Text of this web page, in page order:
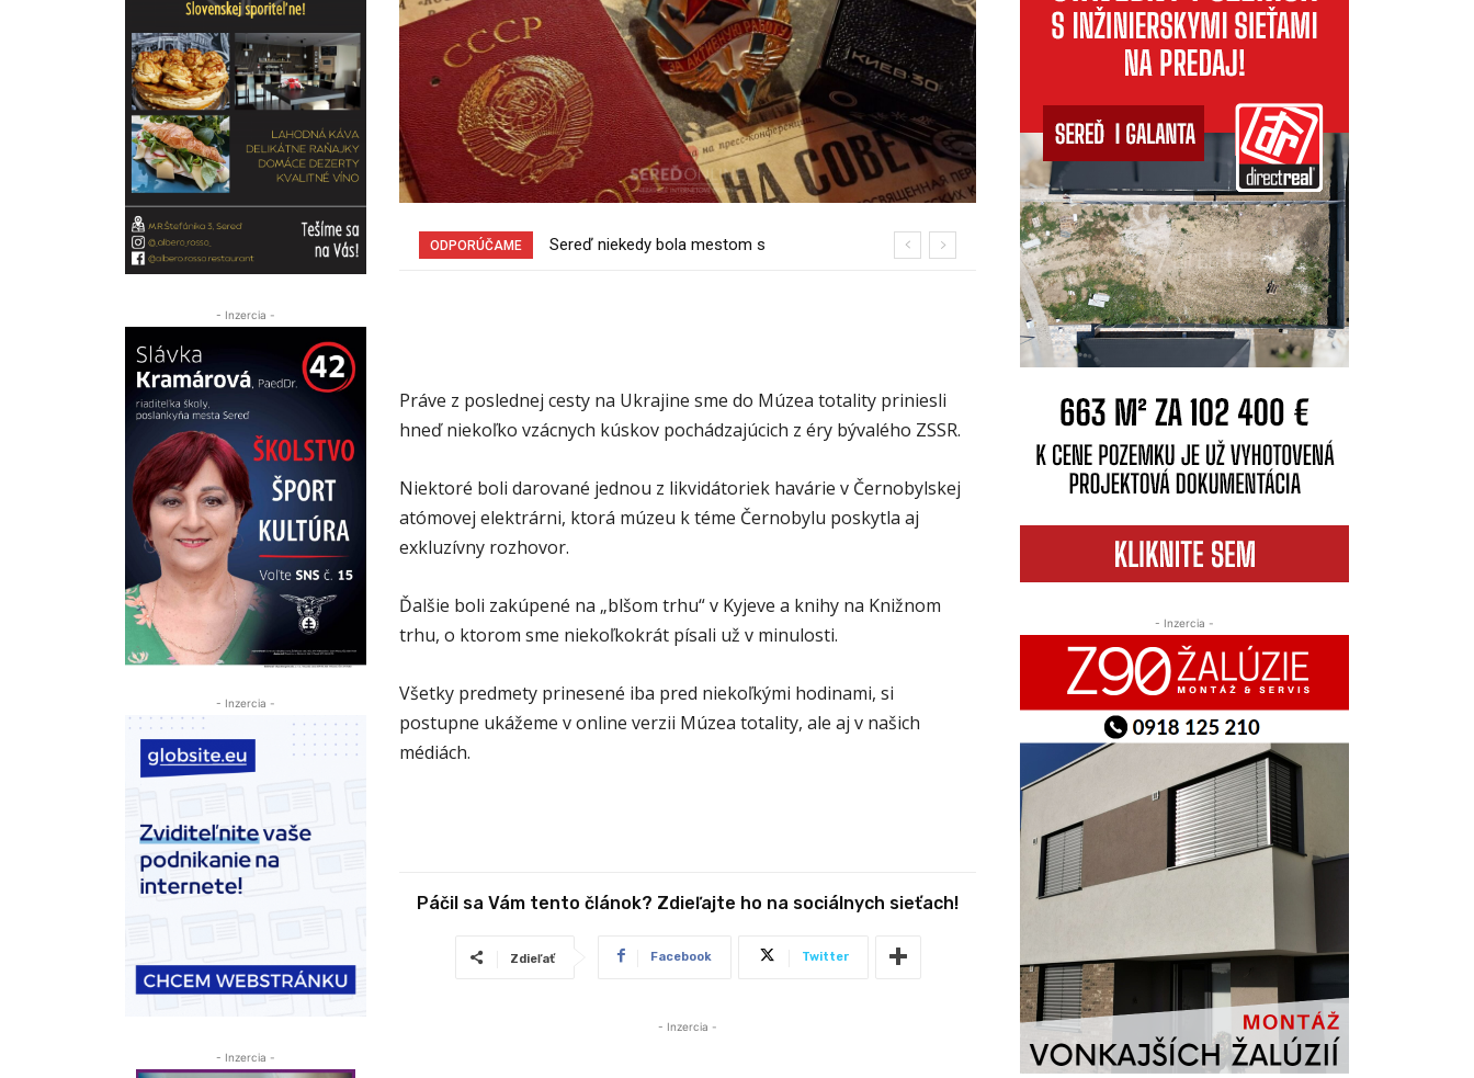
- Inzercia -
- Inzercia -
- Inzercia -
ODPORÚČAME
Sereď niekedy bola mestom s
Pri venčení na Jesenského ulici mal
Práve z poslednej cesty na Ukrajine sme do Múzea totality priniesli
hneď niekoľko vzácnych kúskov pochádzajúcich z éry bývalého ZSSR.
Niektoré boli darované jednou z likvidátoriek havárie v Černobylskej
atómovej elektrárni, ktorá múzeu k téme Černobylu poskytla aj
exkluzívny rozhovor.
Ďalšie boli zakúpené na „blšom trhu“ v Kyjeve a knihy na Knižnom
trhu, o ktorom sme niekoľkokrát písali už v minulosti.
Všetky predmety prinesené iba pred niekoľkými hodinami, si
postupne ukážeme v online verzii Múzea totality, ale aj v našich
médiách.
Páčil sa Vám tento článok? Zdieľajte ho na sociálnych sieťach!
Zdieľať Facebook Twitter
- Inzercia -
- Inzercia -